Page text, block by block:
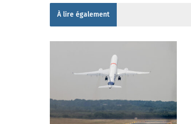
À lire également